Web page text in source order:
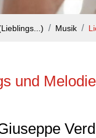
Musik
und